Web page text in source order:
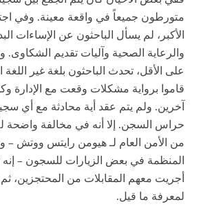
متورطون جميعاً في واقعة معينة. وفي
الأكبر، لم يسأل الباحثون عن الإساءات
والرعاية الصحية وآليات تقديم
على الأقل، تحدث الباحثون بلغة غير اللغة
قاموا برواية مشكلات وقعت مع الإدارة
آخرين. ولم يتم عقد أية محادثة مع أي
حراس السجن. إلا أنه في مخالفة واضحة
من الأمن العام لـ هيومن رايتس ووتش –
المنظمة في بعض الزيارات للسجون –
أجريت معهم المقابلات من المحتجزين، ثم
لمعرفة ما قيل.